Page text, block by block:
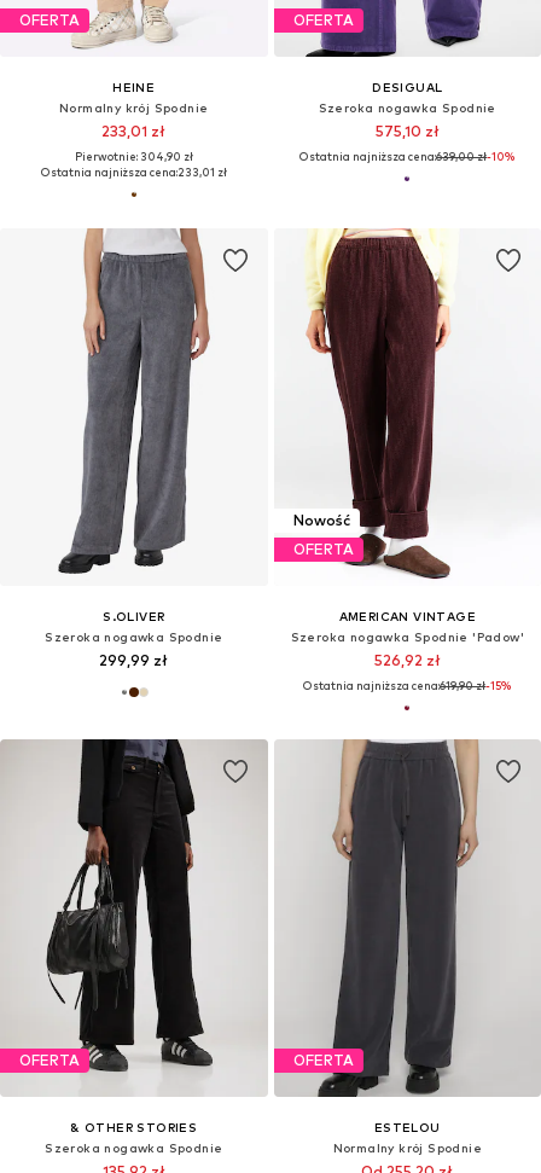
OFERTA
HEINE
Normalny krój Spodnie
233,01 zł
Pierwotnie: 304,90 zł
Ostatnia najniższa cena:233,01 zł
OFERTA
DESIGUAL
Szeroka nogawka Spodnie
575,10 zł
Ostatnia najniższa cena:639,00 zł-10%
S.OLIVER
Szeroka nogawka Spodnie
299,99 zł
Nowość
OFERTA
AMERICAN VINTAGE
Szeroka nogawka Spodnie 'Padow'
526,92 zł
Ostatnia najniższa cena:619,90 zł-15%
OFERTA
& OTHER STORIES
Szeroka nogawka Spodnie
OFERTA
ESTELOU
Normalny krój Spodnie